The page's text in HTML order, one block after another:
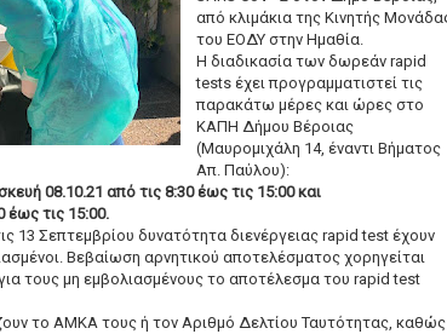
από κλιμάκια της Κινητής
του ΕΟΔΥ στην Ημαθία.
Η διαδικασία των δωρεάν rapid
tests έχει προγραμματιστεί τις
παρακάτω μέρες και ώρες στο
ΚΑΠΗ Δήμου Βέροιας
(Μαυρομιχάλη 14, έναντι Βήματος
Απ. Παύλου):
08.10.21 από τις 8:30 έως τις 15:00 και
έως τις 15:00.
13 Σεπτεμβρίου δυνατότητα διενέργειας rapid test έχουν
Βεβαίωση αρνητικού αποτελέσματος χορηγείται
τους μη εμβολιασμένους το αποτέλεσμα του rapid test
τo ΑΜΚΑ τους ή τον Αριθμό Δελτίου Ταυτότητας, καθώς